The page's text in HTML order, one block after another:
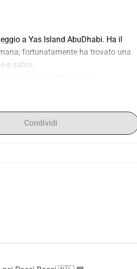
a Yas Island AbuDhabi. Ha il
fortunatamente ha trovato una
e salvo.
Facciamo tornare a casa
Condividi